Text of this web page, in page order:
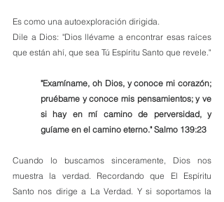
Es como una autoexploración dirigida.
Dile a Dios: "Dios llévame a encontrar esas raíces
que están ahí, que sea Tú Espíritu Santo que revele."
"Examíname, oh Dios, y conoce mi corazón;
pruébame y conoce mis pensamientos; y ve
si hay en mí camino de perversidad, y
guíame en el camino eterno." Salmo 139:23
Cuando lo buscamos sinceramente, Dios nos
muestra la verdad. Recordando que El Espíritu
Santo nos dirige a La Verdad. Y si soportamos la